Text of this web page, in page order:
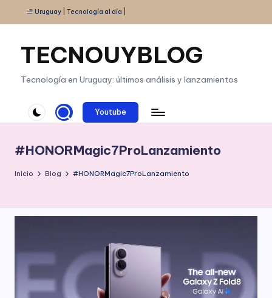
Saltar
contenido
Uruguay | Tecnología al día |
TECNOUYBLOG
Tecnología en Uruguay: últimos análisis y lanzamientos
Youtube
#HONORMagic7ProLanzamiento
Inicio Blog #HONORMagic7ProLanzamiento